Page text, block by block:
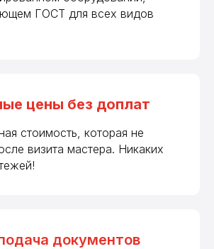
ГОСТ для всех видов
цены без доплат
стоимость, которая не
визита мастера. Никаких
документов